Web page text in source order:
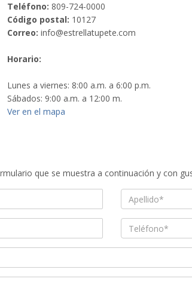
Teléfono: 809-724-0000
Código postal: 10127
Correo: info@estrellatupete.com
Horario:
Lunes a viernes: 8:00 a.m. a 6:00 p.m.
Sábados: 9:00 a.m. a 12:00 m.
Ver en el mapa
que se muestra a continuación y con